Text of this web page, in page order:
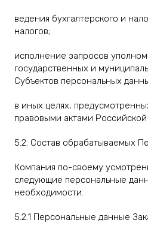
ведения бухгалтерского и
налогов;
исполнение запросов
государственных и
Субъектов персональных
в иных целях,
правовыми актами
5.2. Состав обрабатываемых
Компания по-своему
следующие персональные
необходимости.
5.2.1 Персональные данные